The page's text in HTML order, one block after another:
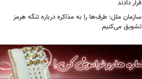
قرار دادند
سازمان ملل: طرف‌ها را به مذاکره درباره تنگه هرمز
تشویق می‌کنیم